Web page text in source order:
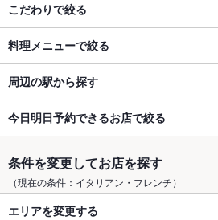
こだわりで絞る
料理メニューで絞る
周辺の駅から探す
今日明日予約できるお店で絞る
条件を変更してお店を探す
（現在の条件：イタリアン・フレンチ）
エリアを変更する